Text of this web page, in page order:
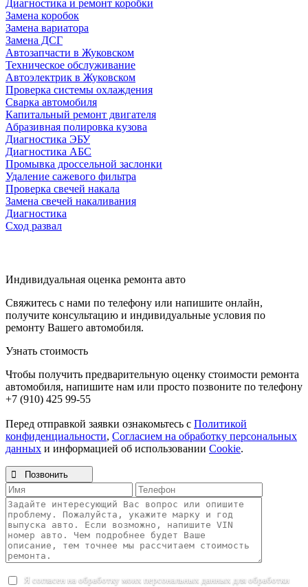
Диагностика и ремонт коробки
Замена коробок
Замена вариатора
Замена ДСГ
Автозапчасти в Жуковском
Техническое обслуживание
Автоэлектрик в Жуковском
Проверка системы охлаждения
Сварка автомобиля
Капитальный ремонт двигателя
Абразивная полировка кузова
Диагностика ЭБУ
Диагностика АБС
Промывка дроссельной заслонки
Удаление сажевого фильтра
Проверка свечей накала
Замена свечей накаливания
Диагностика
Сход развал
Индивидуальная оценка ремонта авто
Свяжитесь с нами по телефону или напишите онлайн,
получите консультацию и индивидуальные условия по
ремонту Вашего автомобиля.
Узнать стоимость
Чтобы получить предварительную оценку стоимости ремонта
автомобиля, напишите нам или просто позвоните по телефону
+7 (910) 425 99-55
Перед отправкой заявки ознакомьтесь с Политикой
конфиденциальности, Согласием на обработку персональных
данных и информацией об использовании Cookie.
 Позвонить
Я согласен на обработку моих персональных данных для обработки